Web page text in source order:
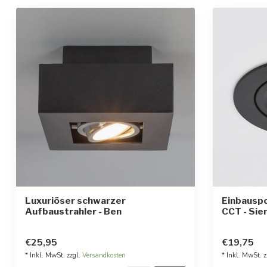
Luxuriöser schwarzer
Aufbaustrahler - Ben
€25,95
* Inkl. MwSt. zzgl. Versandkosten
CCT -
€19,75
* Inkl. MwSt.